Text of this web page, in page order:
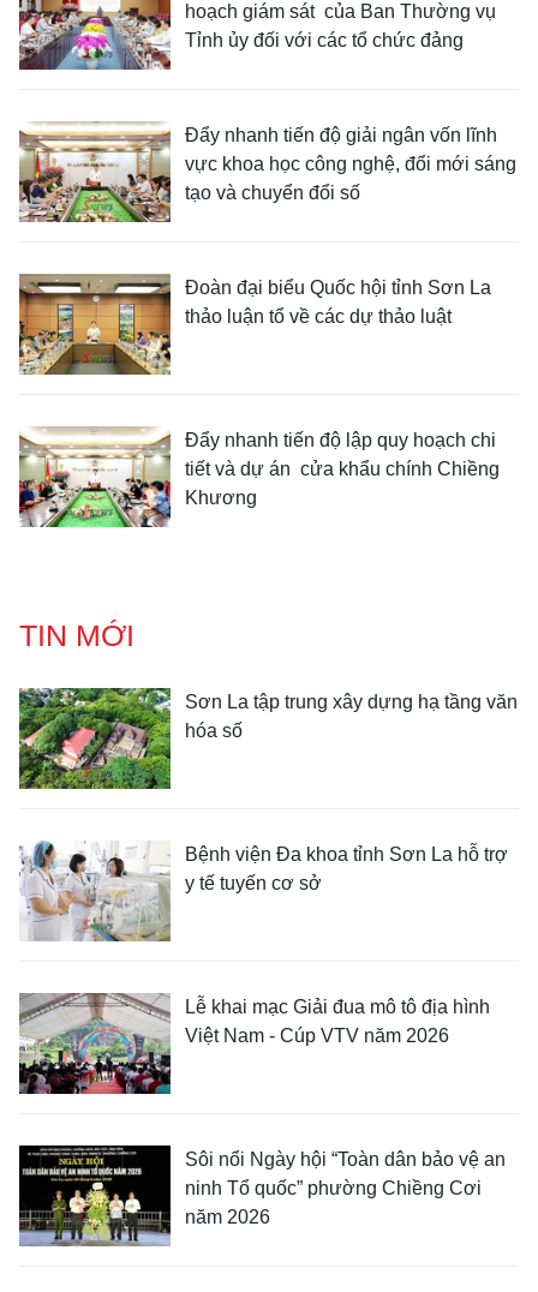
hoạch giám sát của Ban Thường vụ
Tỉnh ủy đối với các tổ chức đảng
Đẩy nhanh tiến độ giải ngân vốn lĩnh
vực khoa học công nghệ, đổi mới sáng
tạo và chuyển đổi số
Đoàn đại biểu Quốc hội tỉnh Sơn La
thảo luận tổ về các dự thảo luật
Đẩy nhanh tiến độ lập quy hoạch chi
tiết và dự án cửa khẩu chính Chiềng
Khương
TIN MỚI
Sơn La tập trung xây dựng hạ tầng văn
hóa số
Bệnh viện Đa khoa tỉnh Sơn La hỗ trợ
y tế tuyến cơ sở
Lễ khai mạc Giải đua mô tô địa hình
Việt Nam - Cúp VTV năm 2026
Sôi nổi Ngày hội “Toàn dân bảo vệ an
ninh Tổ quốc” phường Chiềng Cơi
năm 2026